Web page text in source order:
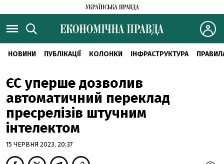
НОВИНИ ПУБЛІКАЦІЇ КОЛОНКИ ІНФРАСТРУКТУРА
ЄС уперше дозволив
автоматичний переклад
пресрелізів штучним
інтелектом
15 ЧЕРВНЯ 2023, 20:37